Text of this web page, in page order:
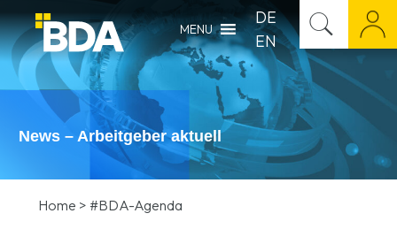
MENU
DE
EN
News – Arbeitgeber aktuell
Home > #BDA-Agenda